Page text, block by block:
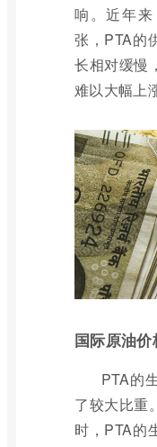
响。近年
张，PTA的
长相对缓慢
难以大幅上
国际原油价
PTA的
了较大比重
时，PTA的